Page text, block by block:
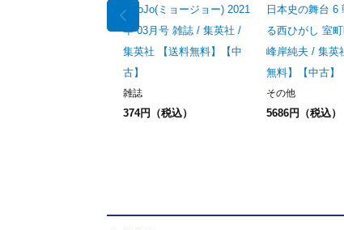
MyoJo(ミョージョー) 2021
年 03月号 雑誌 / 集英社 /
集英社 【送料無料】【中
古】
雑誌
374円（税込）
日本史の舞台 6
る西ひがし 室
峰岸純夫 / 集英
無料】【中古】
その他
5686円（税込）